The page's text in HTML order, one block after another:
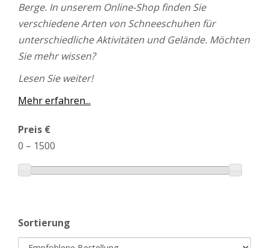
Berge. In unserem Online-Shop finden Sie
verschiedene Arten von Schneeschuhen für
unterschiedliche Aktivitäten und Gelände. Möchten
Sie mehr wissen?
Lesen Sie weiter!
Mehr erfahren...
Preis €
0 – 1500
Sortierung